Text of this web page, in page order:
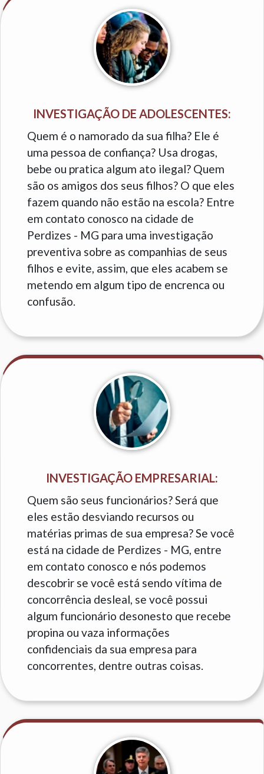
INVESTIGAÇÃO DE ADOLESCENTES:
Quem é o namorado da sua filha? Ele é
uma pessoa de confiança? Usa drogas,
bebe ou pratica algum ato ilegal? Quem
são os amigos dos seus filhos? O que eles
fazem quando não estão na escola? Entre
em contato conosco na cidade de
Perdizes - MG para uma investigação
preventiva sobre as companhias de seus
filhos e evite, assim, que eles acabem se
metendo em algum tipo de encrenca ou
confusão.
INVESTIGAÇÃO EMPRESARIAL:
Quem são seus funcionários? Será que
eles estão desviando recursos ou
matérias primas de sua empresa? Se você
está na cidade de Perdizes - MG, entre
em contato conosco e nós podemos
descobrir se você está sendo vítima de
concorrência desleal, se você possui
algum funcionário desonesto que recebe
propina ou vaza informações
confidenciais da sua empresa para
concorrentes, dentre outras coisas.